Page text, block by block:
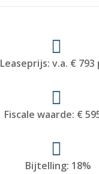
Leaseprijs: v.a. € 793
Fiscale waarde: €
Bijtelling: 18%